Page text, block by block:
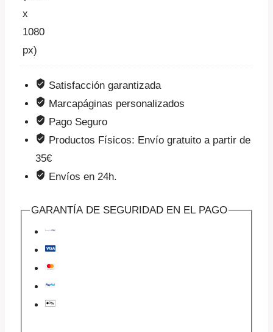
Satisfacción garantizada
Marcapáginas personalizados
Pago Seguro
Productos Físicos: Envío gratuito a partir de
35€
Envíos en 24h.
GARANTÍA DE SEGURIDAD EN EL PAGO